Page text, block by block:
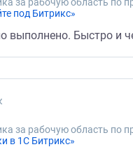
под Битрикс»
выполнено. Быстро и
за рабочую область по
в 1С Битрикс»